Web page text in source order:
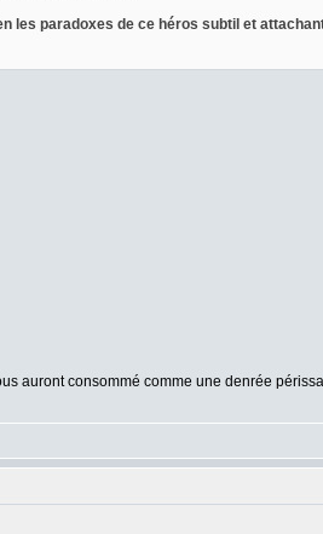
les paradoxes de ce héros subtil et
auront consommé comme une denrée